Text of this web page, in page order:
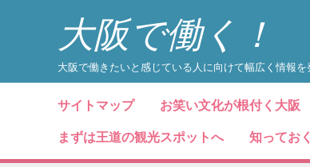
大阪で働く！
大阪で働きたいと感じている人に向けて幅広く情報を
メニュー
コンテンツへスキップ
サイトマップ お笑い文化が根付く大阪
まずは王道の観光スポットへ
知ってお